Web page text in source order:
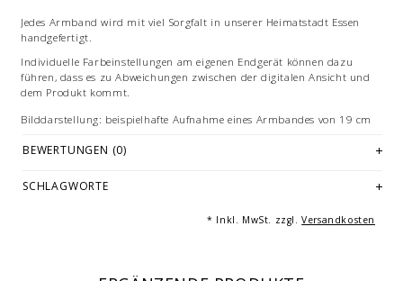
Jedes Armband wird mit viel Sorgfalt in unserer Heimatstadt Essen
handgefertigt.
Individuelle Farbeinstellungen am eigenen Endgerät können dazu
führen, dass es zu Abweichungen zwischen der digitalen Ansicht und
dem Produkt kommt.
Bilddarstellung: beispielhafte Aufnahme eines Armbandes von 19 cm
Angebotsbestandteil. Gleiches gilt für Beispiele von Kombinationen
BEWERTUNGEN (0)
SCHLAGWORTE
* Inkl. MwSt. zzgl.Versandkosten